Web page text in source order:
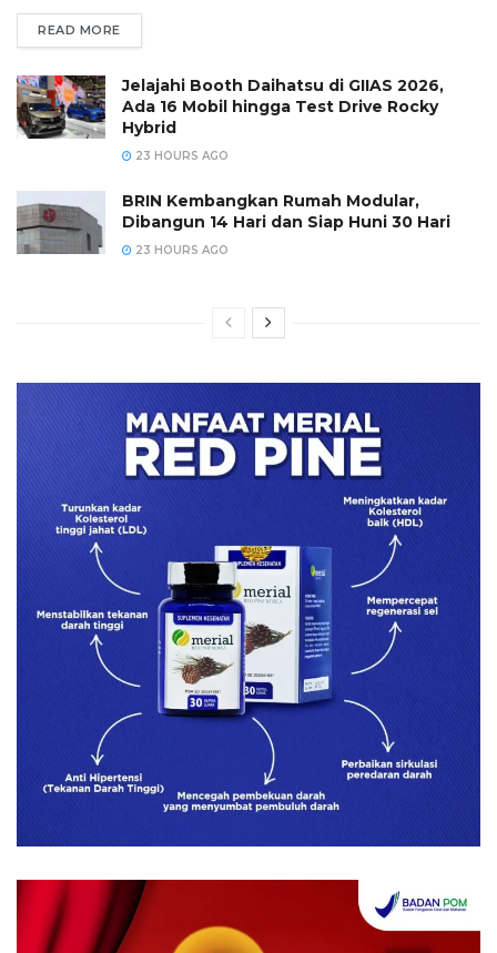
READ MORE
Jelajahi Booth Daihatsu di GIIAS 2026,
Ada 16 Mobil hingga Test Drive Rocky
Hybrid
23 HOURS AGO
BRIN Kembangkan Rumah Modular,
Dibangun 14 Hari dan Siap Huni 30 Hari
23 HOURS AGO